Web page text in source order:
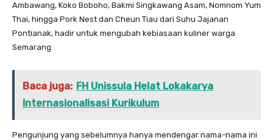
Ambawang, Koko Boboho, Bakmi Singkawang Asam, Nomnom Yum
Thai, hingga Pork Nest dan Cheun Tiau dari Suhu Jajanan
Pontianak, hadir untuk mengubah kebiasaan kuliner warga
Semarang.
Baca juga: FH Unissula Helat Lokakarya
Internasionalisasi Kurikulum
Pengunjung yang sebelumnya hanya mendengar nama-nama ini